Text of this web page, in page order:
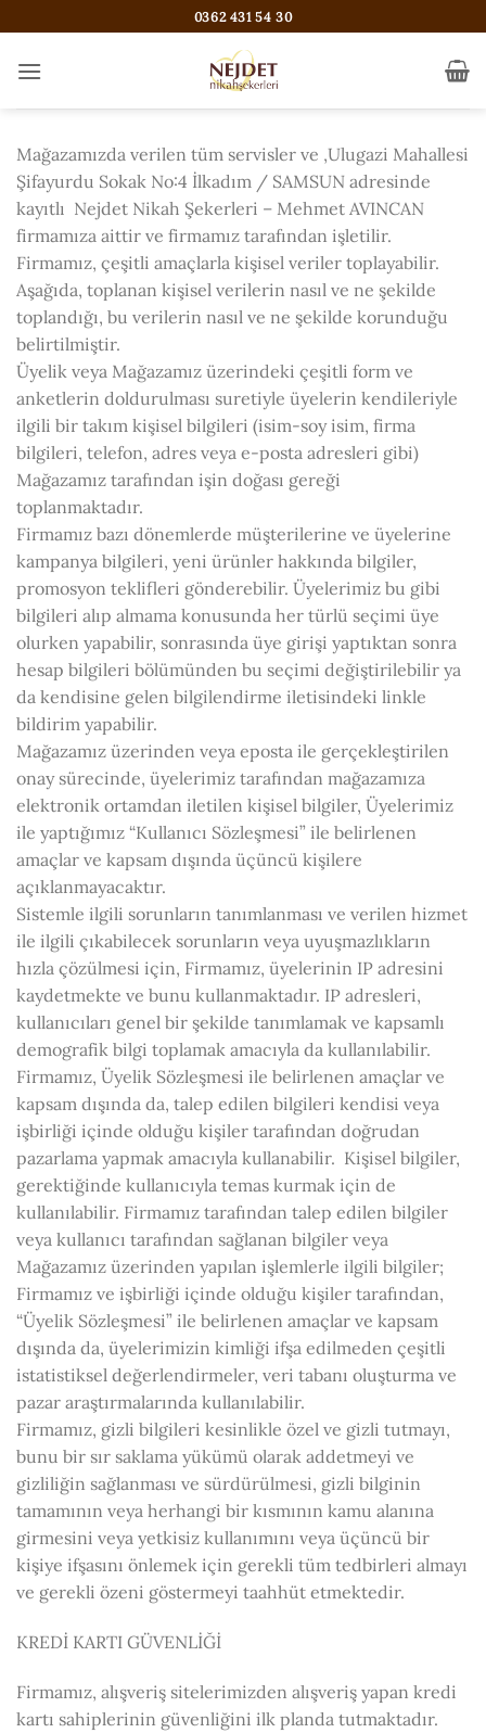
atla
0362 431 54 30
Mağazamızda verilen tüm servisler ve ,Ulugazi Mahallesi
Şifayurdu Sokak No:4 İlkadım / SAMSUN adresinde
kayıtlı Nejdet Nikah Şekerleri – Mehmet AVINCAN
firmamıza aittir ve firmamız tarafından işletilir.
Firmamız, çeşitli amaçlarla kişisel veriler toplayabilir.
Aşağıda, toplanan kişisel verilerin nasıl ve ne şekilde
toplandığı, bu verilerin nasıl ve ne şekilde korunduğu
belirtilmiştir.
Üyelik veya Mağazamız üzerindeki çeşitli form ve
anketlerin doldurulması suretiyle üyelerin kendileriyle
ilgili bir takım kişisel bilgileri (isim-soy isim, firma
bilgileri, telefon, adres veya e-posta adresleri gibi)
Mağazamız tarafından işin doğası gereği
toplanmaktadır.
Firmamız bazı dönemlerde müşterilerine ve üyelerine
kampanya bilgileri, yeni ürünler hakkında bilgiler,
promosyon teklifleri gönderebilir. Üyelerimiz bu gibi
bilgileri alıp almama konusunda her türlü seçimi üye
olurken yapabilir, sonrasında üye girişi yaptıktan sonra
hesap bilgileri bölümünden bu seçimi değiştirilebilir ya
da kendisine gelen bilgilendirme iletisindeki linkle
bildirim yapabilir.
Mağazamız üzerinden veya eposta ile gerçekleştirilen
onay sürecinde, üyelerimiz tarafından mağazamıza
elektronik ortamdan iletilen kişisel bilgiler, Üyelerimiz
ile yaptığımız “Kullanıcı Sözleşmesi” ile belirlenen
amaçlar ve kapsam dışında üçüncü kişilere
açıklanmayacaktır.
Sistemle ilgili sorunların tanımlanması ve verilen hizmet
ile ilgili çıkabilecek sorunların veya uyuşmazlıkların
hızla çözülmesi için, Firmamız, üyelerinin IP adresini
kaydetmekte ve bunu kullanmaktadır. IP adresleri,
kullanıcıları genel bir şekilde tanımlamak ve kapsamlı
demografik bilgi toplamak amacıyla da kullanılabilir.
Firmamız, Üyelik Sözleşmesi ile belirlenen amaçlar ve
kapsam dışında da, talep edilen bilgileri kendisi veya
işbirliği içinde olduğu kişiler tarafından doğrudan
pazarlama yapmak amacıyla kullanabilir. Kişisel bilgiler,
gerektiğinde kullanıcıyla temas kurmak için de
kullanılabilir. Firmamız tarafından talep edilen bilgiler
veya kullanıcı tarafından sağlanan bilgiler veya
Mağazamız üzerinden yapılan işlemlerle ilgili bilgiler;
Firmamız ve işbirliği içinde olduğu kişiler tarafından,
“Üyelik Sözleşmesi” ile belirlenen amaçlar ve kapsam
dışında da, üyelerimizin kimliği ifşa edilmeden çeşitli
istatistiksel değerlendirmeler, veri tabanı oluşturma ve
pazar araştırmalarında kullanılabilir.
Firmamız, gizli bilgileri kesinlikle özel ve gizli tutmayı,
bunu bir sır saklama yükümü olarak addetmeyi ve
gizliliğin sağlanması ve sürdürülmesi, gizli bilginin
tamamının veya herhangi bir kısmının kamu alanına
girmesini veya yetkisiz kullanımını veya üçüncü bir
kişiye ifşasını önlemek için gerekli tüm tedbirleri almayı
ve gerekli özeni göstermeyi taahhüt etmektedir.
KREDİ KARTI GÜVENLİĞİ
Firmamız, alışveriş sitelerimizden alışveriş yapan kredi
kartı sahiplerinin güvenliğini ilk planda tutmaktadır.